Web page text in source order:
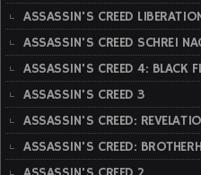
ASSASSIN'S CREED
ASSASSIN'S CREED SCHREI
ASSASSIN'S CREED 4: BLACK
ASSASSIN'S CREED 3
ASSASSIN'S CREED:
ASSASSIN'S CREED: